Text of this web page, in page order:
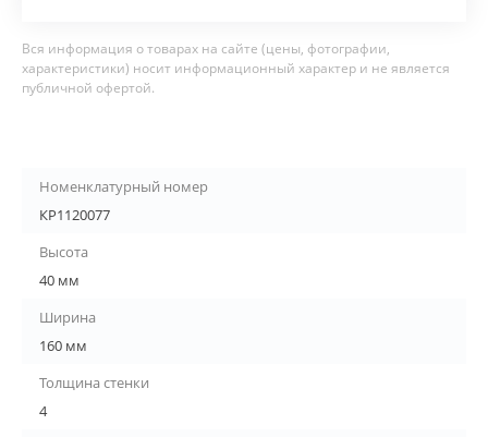
Вся информация о товарах на сайте (цены, фотографии,
характеристики) носит информационный характер и не является
публичной офертой.
Номенклатурный номер
КР1120077
Высота
40 мм
Ширина
160 мм
Толщина стенки
4